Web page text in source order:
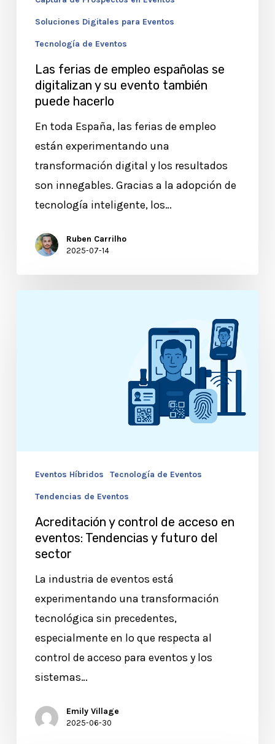
evento
también
puede
hacerlo
Soluciones Digitales para Eventos
Tecnología de Eventos
Las ferias de empleo españolas se
digitalizan y su evento también
puede hacerlo
En toda España, las ferias de empleo
están experimentando una
transformación digital y los resultados
son innegables. Gracias a la adopción de
tecnología inteligente, los…
Ruben Carrilho
2025-07-14
futuro
sector
Eventos Híbridos Tecnología de Eventos
Tendencias de Eventos
Acreditación y control de acceso en
eventos: Tendencias y futuro del
sector
La industria de eventos está
experimentando una transformación
tecnológica sin precedentes,
especialmente en lo que respecta al
control de acceso para eventos y los
sistemas…
Emily Village
2025-06-30